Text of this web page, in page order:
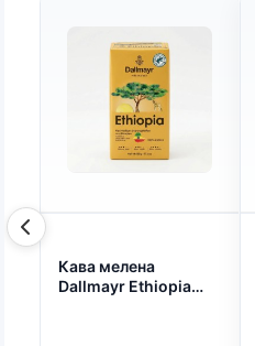
Кава мелена
Dallmayr Ethiopia